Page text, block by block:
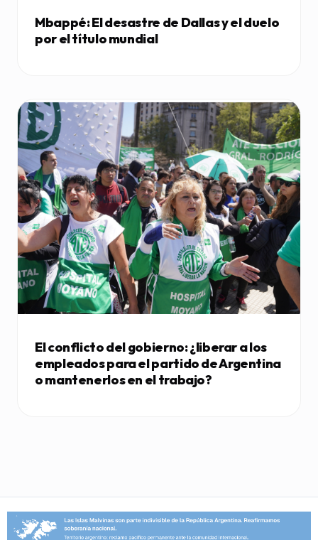
Mbappé: El desastre de Dallas y el duelo
por el título mundial
El conflicto del gobierno: ¿liberar a los
empleados para el partido de Argentina
o mantenerlos en el trabajo?